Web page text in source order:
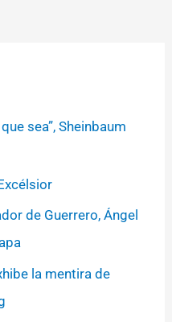
sea”, Sheinbaum
de Guerrero, Ángel
la mentira de